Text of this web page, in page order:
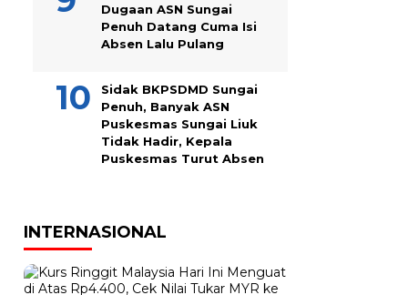
Dugaan ASN Sungai
Penuh Datang Cuma Isi
Absen Lalu Pulang
Sidak BKPSDMD Sungai
Penuh, Banyak ASN
Puskesmas Sungai Liuk
Tidak Hadir, Kepala
Puskesmas Turut Absen
INTERNASIONAL